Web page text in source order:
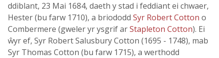
ddiblant, 23 Mai 1684, daeth y stad i feddiant ei chwaer,
Hester (bu farw 1710), a briododd Syr Robert Cotton o
Combermere (gweler yr ysgrif arStapleton Cotton). Ei
ŵyr ef, Syr Robert Salusbury Cotton (1695 - 1748), mab
Syr Thomas Cotton (bu farw 1715), a werthodd